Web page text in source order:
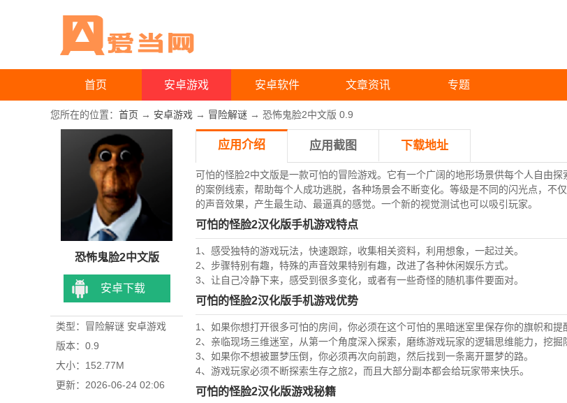
首页 安卓游戏 安卓软件 文章资讯 专题
您所在的位置： 首页 → 安卓游戏 → 冒险解谜 → 恐怖鬼脸2中文版 0.9
恐怖鬼脸2中文版
安卓下载
类型：冒险解谜 安卓游戏
版本：0.9
大小：152.77M
更新：2026-06-24 02:06
应用介绍 应用截图 下载地址
可怕的怪脸2中文版是一款可怕的冒险游戏。它有一个广阔的地形场景供每个人自由
的案例线索，帮助每个人成功逃脱，各种场景会不断变化。等级是不同的闪光点，不
的声音效果，产生最生动、最逼真的感觉。一个新的视觉测试也可以吸引玩家。
可怕的怪脸2汉化版手机游戏特点
1、感受独特的游戏玩法，快速跟踪，收集相关资料，利用想象，一起过关。
2、步骤特别有趣，特殊的声音效果特别有趣，改进了各种休闲娱乐方式。
3、让自己冷静下来，感受到很多变化，或者有一些奇怪的随机事件要面对。
可怕的怪脸2汉化版手机游戏优势
1、如果你想打开很多可怕的房间，你必须在这个可怕的黑暗迷室里保存你的旗帜和提
2、亲临现场三维迷室，从第一个角度深入探索，磨练游戏玩家的逻辑思维能力，挖掘
3、如果你不想被噩梦压倒，你必须再次向前跑，然后找到一条离开噩梦的路。
4、游戏玩家必须不断探索生存之旅2，而且大部分副本都会给玩家带来快乐。
可怕的怪脸2汉化版游戏秘籍